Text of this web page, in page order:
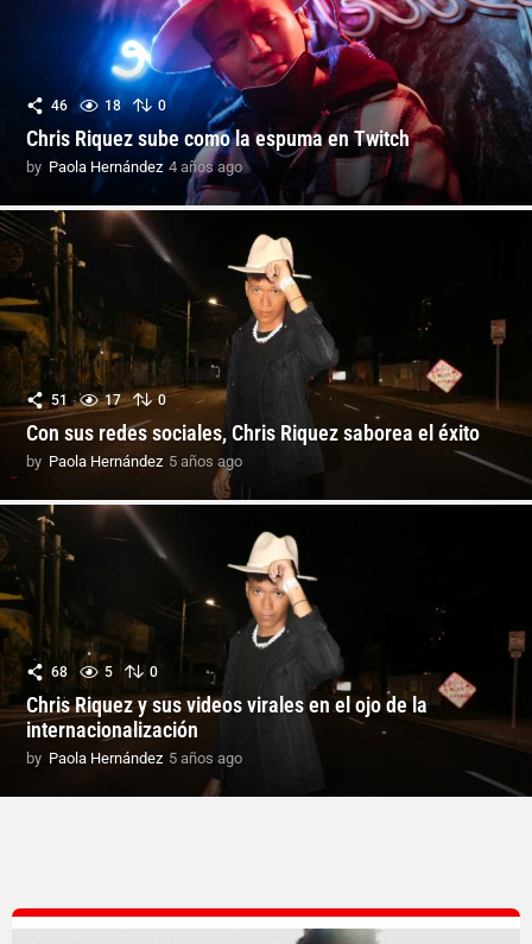
46 18 0
Chris Riquez sube como la espuma en Twitch
by Paola Hernández 4 años ago4
ñ
s
a
g
o
51 17 0
Con sus redes sociales, Chris Riquez saborea el éxito
by Paola Hernández 5 años ago
ñ
s
a
g
o
68 5 0
Chris Riquez y sus videos virales en el ojo de la
internacionalización
by Paola Hernández 5 años ago
o